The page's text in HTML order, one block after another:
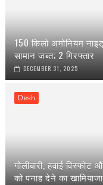
150 किलो अमोनियम
सामान जब्त; 2 गिरफ्तार
DECEMBER 31, 2025
Desh
गोलीबारी, हवाई
को पनाह देने का